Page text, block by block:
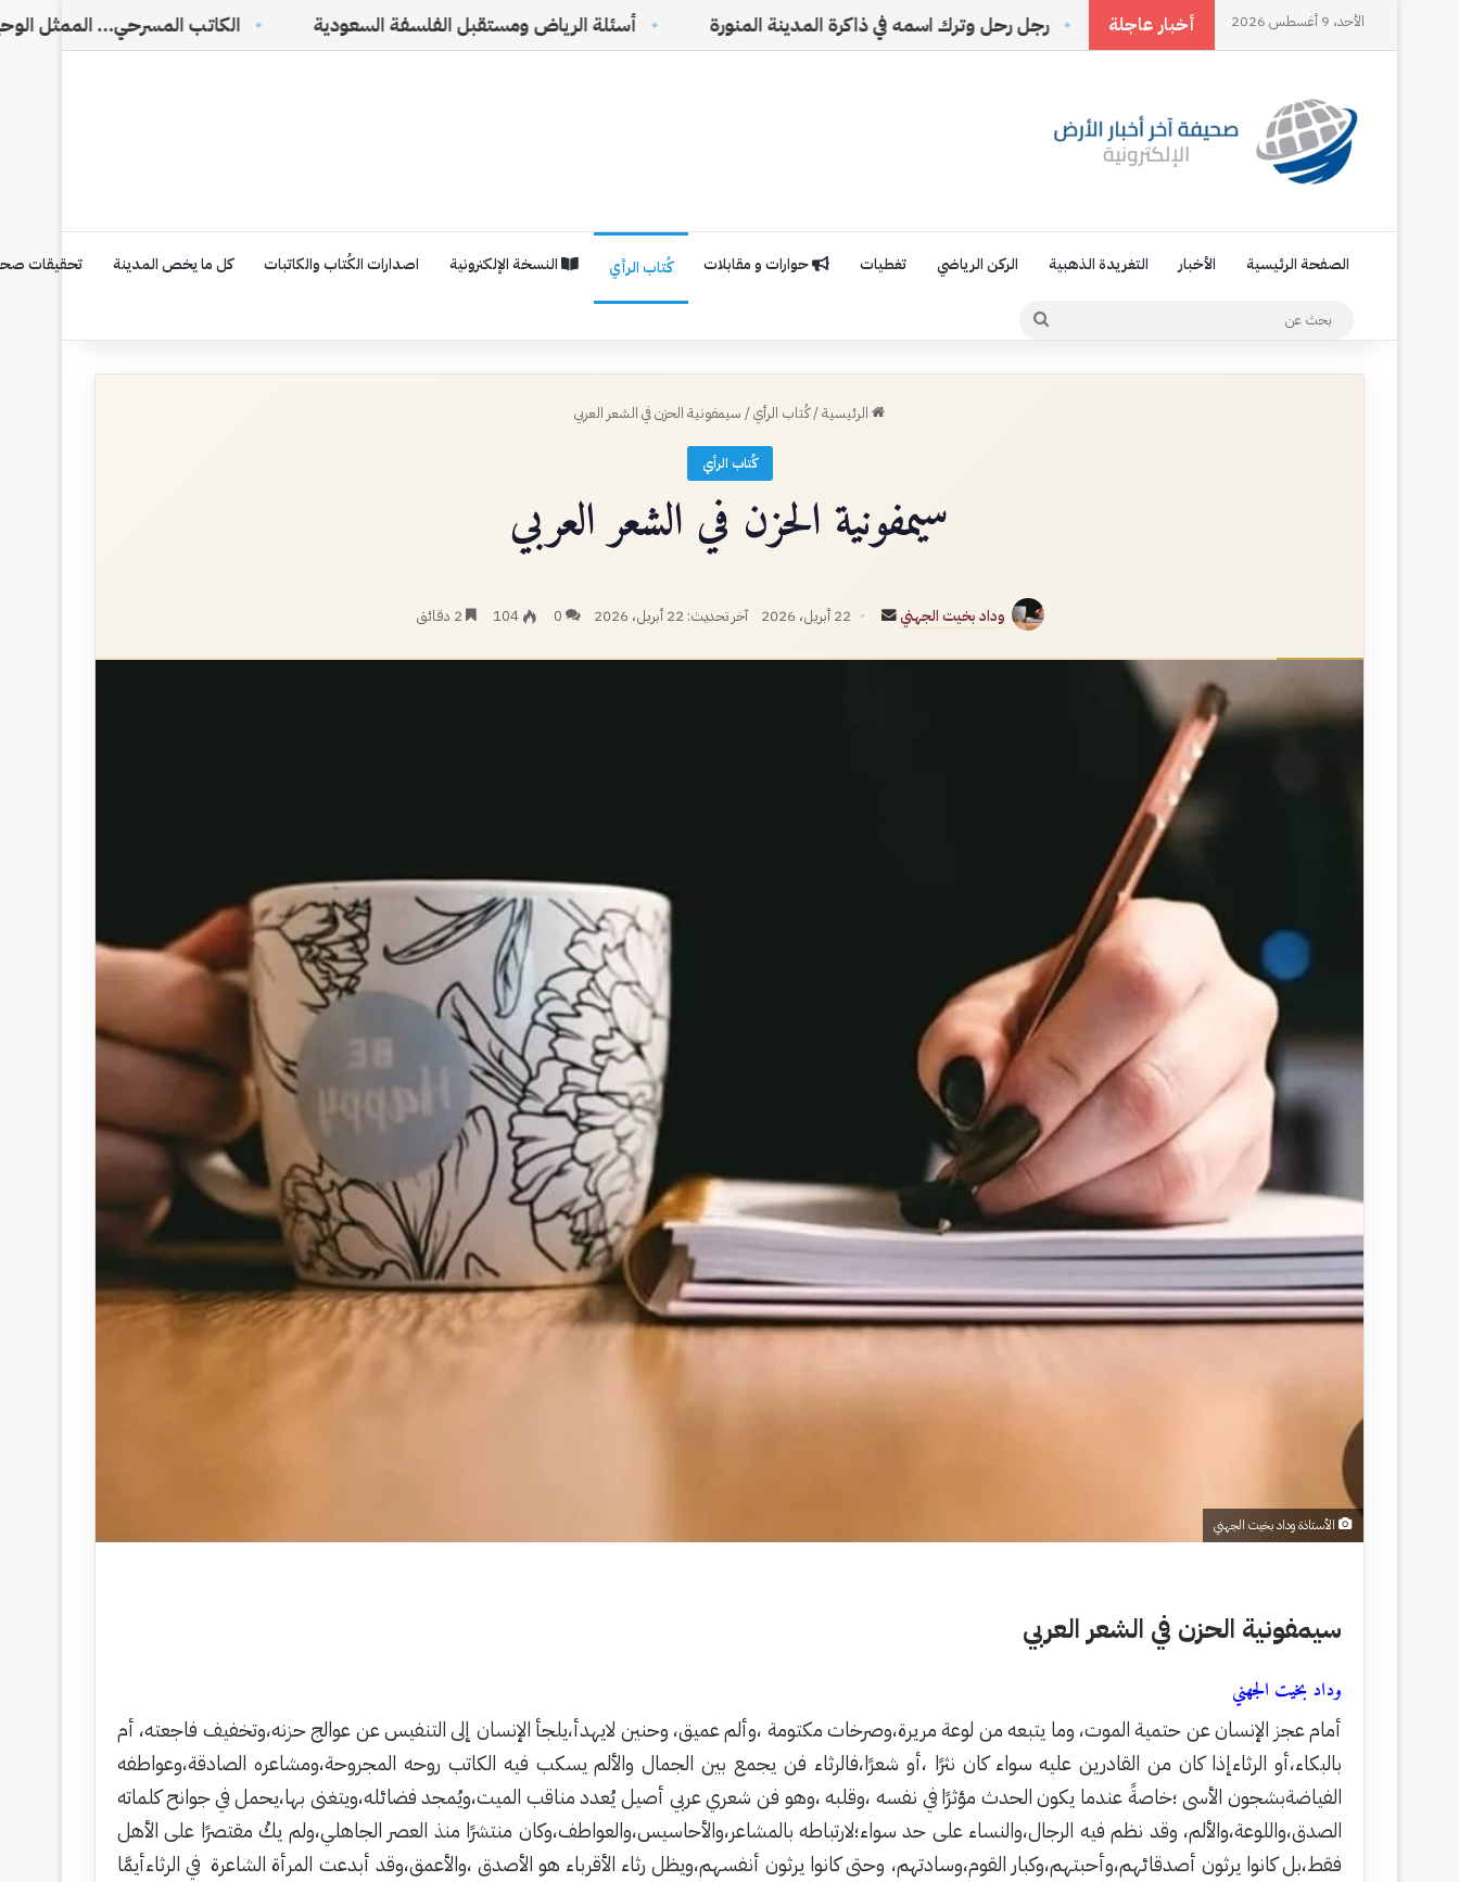
الأحد، 9 أغسطس 2026 أخبار عاجلة الناس بل تصنعها أنت رجل رحل وترك اسمه في ذاكرة المدينة المنورة أسئلة الرياض ومستقبل الفلسفة السعودية الكاتب المسرحي… الممثل الوحيد الذي لا
الصفحة الرئيسية الأخبار التغريدة الذهبية الركن الرياضي تغطيات حوارات و مقابلات كُتاب الرأي النسخة الإلكترونية اصدارات الكُتاب والكاتبات كل ما يخص المدينة تحقيقات
بحث
الرئيسية/كُتاب الرأي/ سيمفونية الحزن في الشعر العربي
كُتاب الرأي
سيمفونية الحزن في الشعر العربي
وداد بخيت الجهني
أرسل
إلكترونيا
22 أبريل، 2026 آخر تحديث: 22 أبريل، 2026 0
104
الأستاذة وداد بخيت الجهني
سيمفونية الحزن في الشعر العربي
وداد بخيت الجهني
أمام عجز الإنسان عن حتمية الموت، وما يتبعه من لوعة مريرة،وصرخات مكتومة ،وألم عميق، وحنين لايهدأ،يلجأ الإنسان إلى التنفيس عن عوالج حزنه،وتخفيف فاجعته، أم
بالبكاء،أو الرثاءإذا كان من القادرين عليه سواء كان نثرًا ،أو شعرًا،فالرثاء فن يجمع بين الجمال والألم يسكب فيه الكاتب روحه المجروحة،ومشاعره الصادقة،وعواطفه
الفياضةبشجون الأسى ؛خاصةً عندما يكون الحدث مؤثرًا في نفسه ،وقلبه ،وهو فن شعري عربي أصيل يُعدد مناقب الميت،ويُمجد فضائله،ويتغنى بها،يحمل في جوانح كلماته
الصدق،واللوعة،والألم، وقد نظم فيه الرجال،والنساء على حد سواء؛لارتباطه بالمشاعر،والأحاسيس،والعواطف،وكان منتشرًا منذ العصر الجاهلي،ولم يكُ مقتصرًا على الأهل
فقط،بل كانوا يرثون أصدقائهم،وأحبتهم،وكبار القوم،وسادتهم، وحتى كانوا يرثون أنفسهم،ويظل رثاء الأقرباء هو الأصدق ،والأعمق،وقد أبدعت المرأة الشاعرة في الرثاءأيمَّا